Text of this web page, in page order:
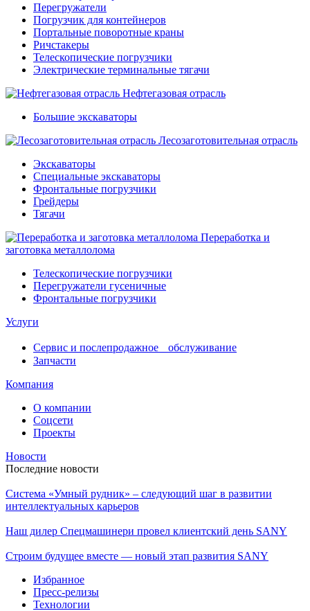
Перегружатели
Погрузчик для контейнеров
Портальные поворотные краны
Ричстакеры
Телескопические погрузчики
Электрические терминальные тягачи
Нефтегазовая отрасль
Большие экскаваторы
Лесозаготовительная отрасль
Экскаваторы
Специальные экскаваторы
Фронтальные погрузчики
Грейдеры
Тягачи
Переработка и
заготовка металлолома
Телескопические погрузчики
Перегружатели гусеничные
Фронтальные погрузчики
Услуги
Сервис и послепродажное обслуживание
Запчасти
Компания
О компании
Соцсети
Проекты
Новости
Последние новости
Система «Умный рудник» – следующий шаг в развитии
интеллектуальных карьеров
Наш дилер Спецмашинери провел клиентский день SANY
Строим будущее вместе — новый этап развития SANY
Избранное
Пресс-релизы
Технологии